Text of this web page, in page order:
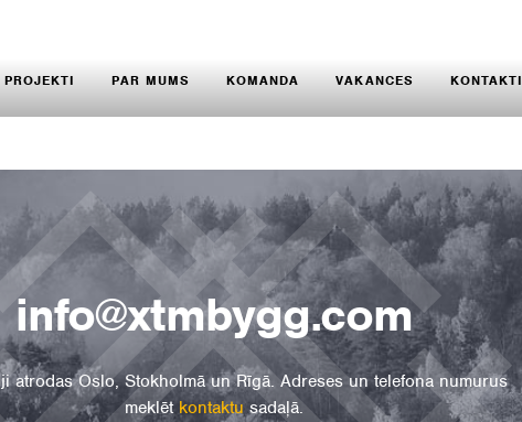
PROJEKTI PAR MUMS KOMANDA VAKANCES KONTAKTI
info@xtmbygg.com
atrodas Oslo, Stokholmā un Rīgā. Adreses un telefona numurus
meklētkontaktusadaļā.